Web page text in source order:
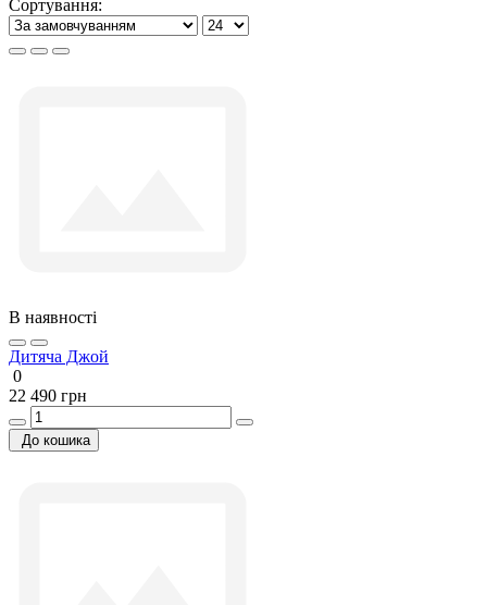
Сортування:
В наявності
Дитяча Джой
0
22 490 грн
До кошика